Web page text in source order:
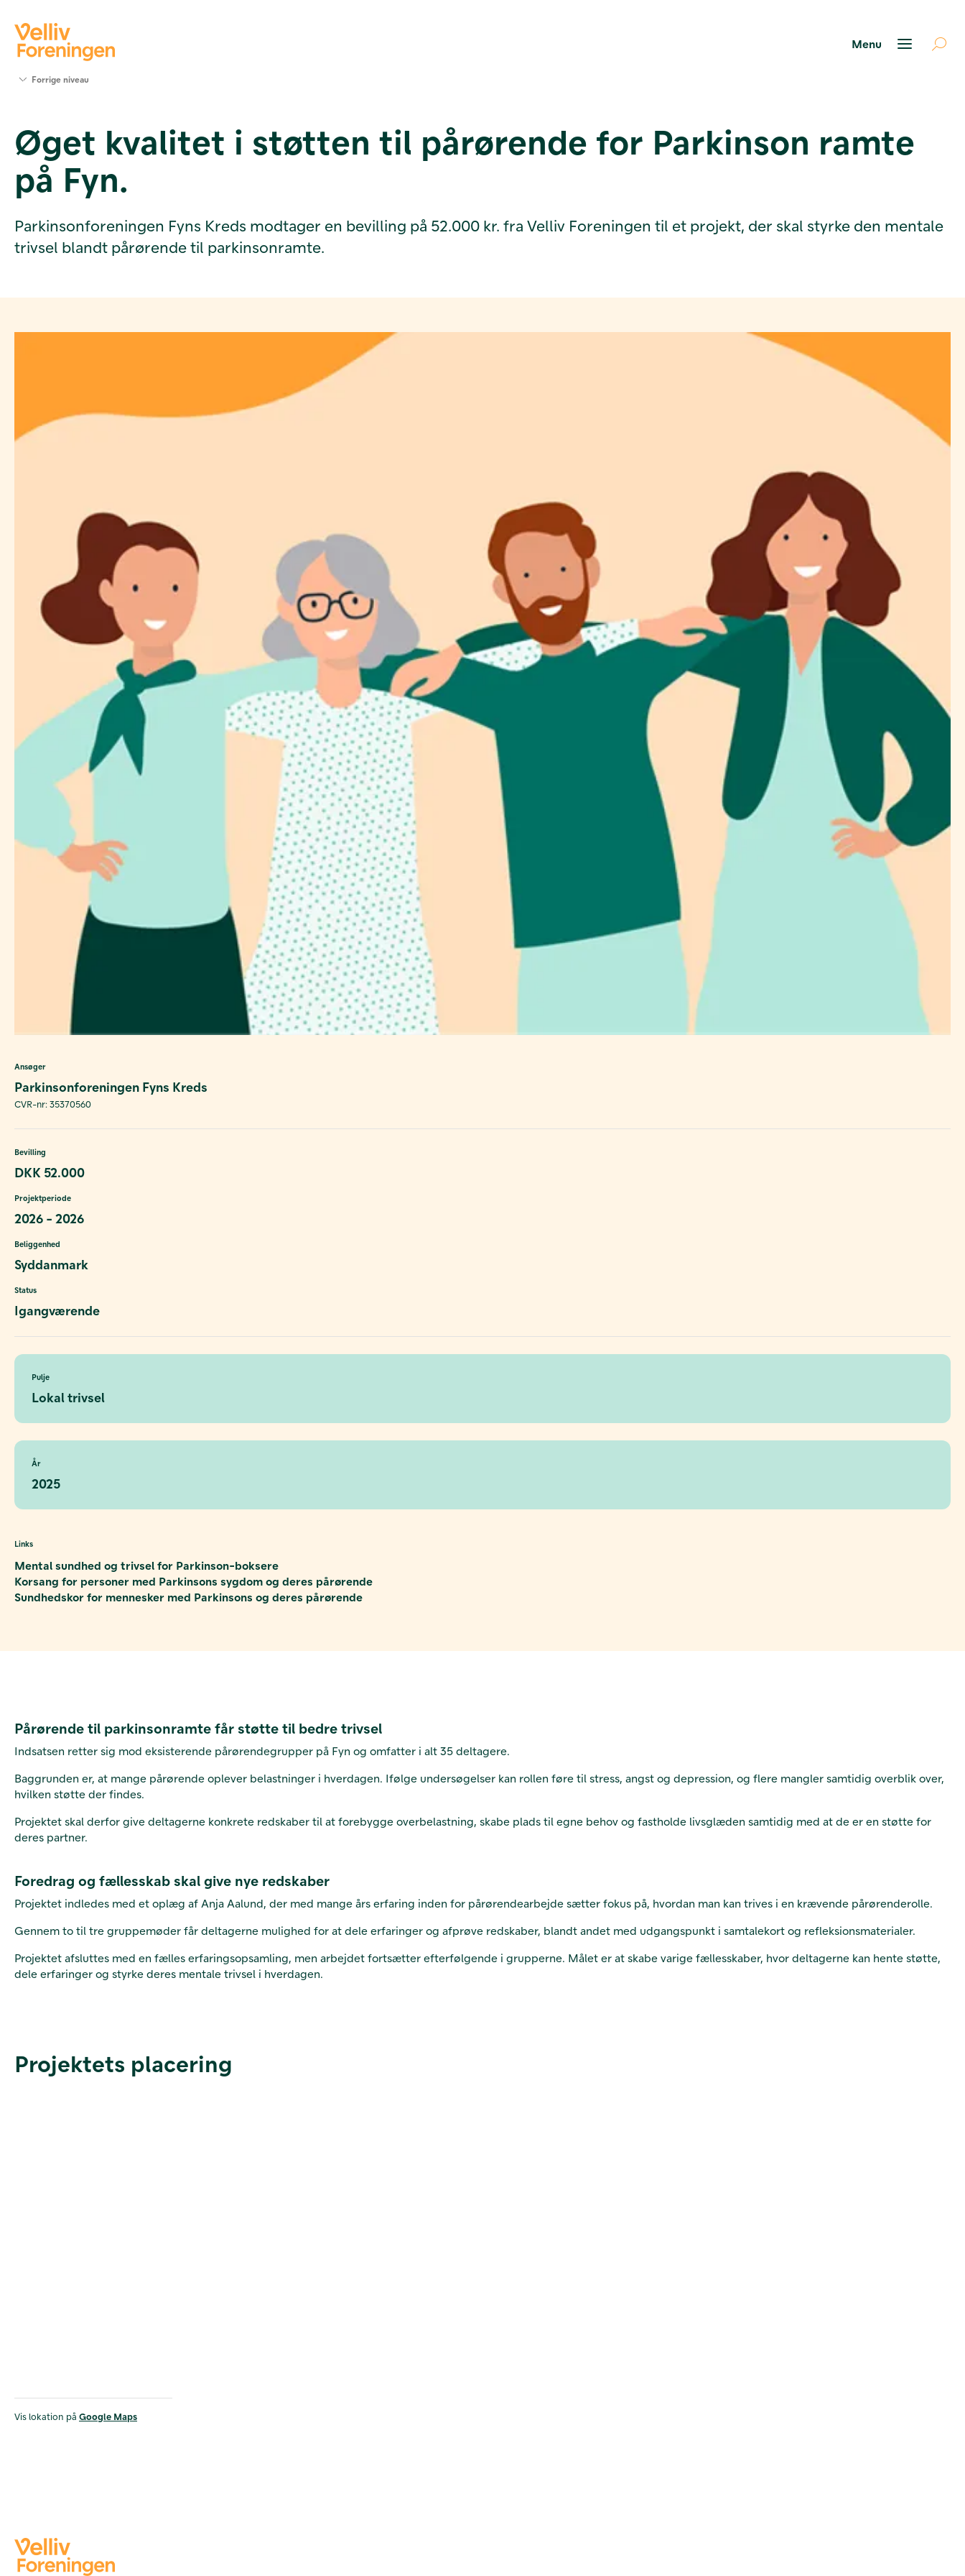
Værktøjer
og viden
Om Velliv
Foreningen
Kontakt
Forrige niveau
Øget kvalitet i støtten til pårørende for Parkinson ramte
på Fyn.
Parkinsonforeningen Fyns Kreds modtager en bevilling på 52.000 kr. fra Velliv Foreningen til et projekt, der skal styrke den mentale
trivsel blandt pårørende til parkinsonramte.
Ansøger
Parkinsonforeningen Fyns Kreds
CVR-nr: 35370560
Bevilling
DKK 52.000
Projektperiode
2026 - 2026
Beliggenhed
Syddanmark
Status
Igangværende
Pulje
Lokal trivsel
År
2025
Links
Mental sundhed og trivsel for Parkinson-boksere
Korsang for personer med Parkinsons sygdom og deres pårørende
Sundhedskor for mennesker med Parkinsons og deres pårørende
Pårørende til parkinsonramte får støtte til bedre trivsel
Indsatsen retter sig mod eksisterende pårørendegrupper på Fyn og omfatter i alt 35 deltagere.
Baggrunden er, at mange pårørende oplever belastninger i hverdagen. Ifølge undersøgelser kan rollen føre til stress, angst og depression, og flere mangler samtidig overblik over,
hvilken støtte der findes.
Projektet skal derfor give deltagerne konkrete redskaber til at forebygge overbelastning, skabe plads til egne behov og fastholde livsglæden samtidig med at de er en støtte for
deres partner.
Foredrag og fællesskab skal give nye redskaber
Projektet indledes med et oplæg af Anja Aalund, der med mange års erfaring inden for pårørendearbejde sætter fokus på, hvordan man kan trives i en krævende pårørenderolle.
Gennem to til tre gruppemøder får deltagerne mulighed for at dele erfaringer og afprøve redskaber, blandt andet med udgangspunkt i samtalekort og refleksionsmaterialer.
Projektet afsluttes med en fælles erfaringsopsamling, men arbejdet fortsætter efterfølgende i grupperne. Målet er at skabe varige fællesskaber, hvor deltagerne kan hente støtte,
dele erfaringer og styrke deres mentale trivsel i hverdagen.
Projektets placering
Vis lokation på Google Maps